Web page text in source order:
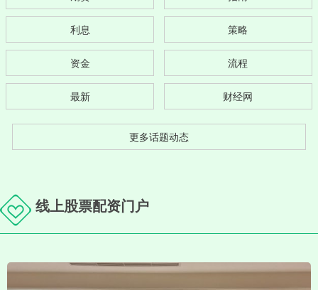
利息 策略
资金 流程
最新 财经网
更多话题动态
线上股票配资门户